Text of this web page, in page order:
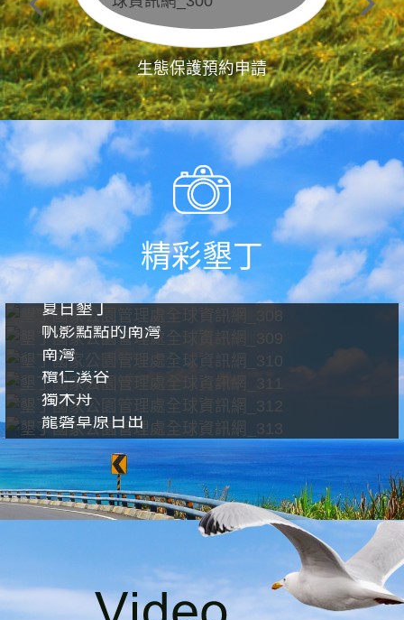
生態保護預約申請
精彩墾丁
夏日墾丁
帆影點點的南灣
南灣
欖仁溪谷
獨木舟
龍磐草原日出